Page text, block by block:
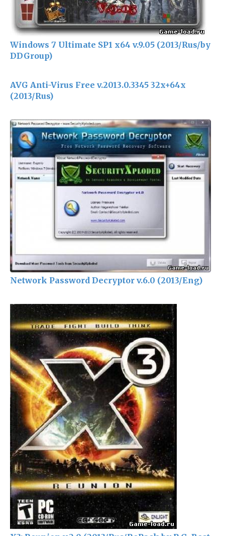
Windows 7 Ultimate SP1 x64 v.9.05 (2013/Rus/by
DDGroup)
AVG Anti-Virus Free v.2013.0.3345 32x+64x
(2013/Rus)
Network Password Decryptor v.6.0 (2013/Eng)